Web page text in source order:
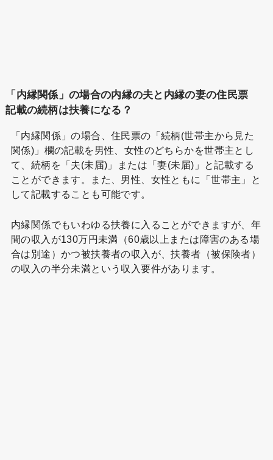
「内縁関係」の場合の内縁の夫と内縁の妻の住民票
記載の続柄は扶養になる？
「内縁関係」の場合、住民票の「続柄(世帯主から見た
関係)」欄の記載を男性、女性のどちらかを世帯主とし
て、続柄を「夫(未届)」または「妻(未届)」と記載する
ことができます。また、男性、女性ともに「世帯主」と
して記載することも可能です。
内縁関係でもいわゆる扶養に入ることができますが、年
間の収入が130万円未満（60歳以上または障害のある場
合は別途）かつ被扶養者の収入が、扶養者（被保険者）
の収入の半分未満という収入要件があります。